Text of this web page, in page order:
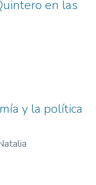
en las
y la política